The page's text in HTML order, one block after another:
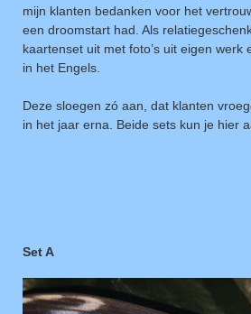
mijn klanten bedanken voor het
een droomstart had. Als
kaartenset uit met foto’s uit eigen werk
in het Engels.
Deze sloegen zó aan, dat klanten
in het jaar erna. Beide sets kun je hier
Set A